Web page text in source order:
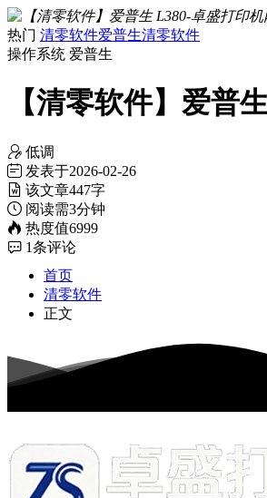
热门 清零软件爱普生清零软件
操作系统 爱普生
【清零软件】爱普
低调
发表于2026-02-26
该文章447字
阅读需3分钟
热度值6999
1条评论
首页
清零软件
正文